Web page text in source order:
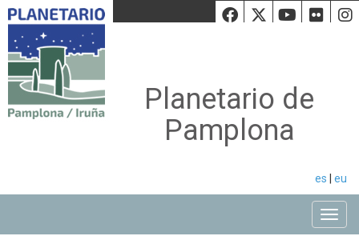
Facebook
Twiiter
Planetario de
Pamplona
es eu